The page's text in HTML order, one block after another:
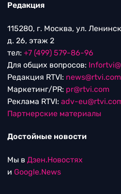
Редакция
115280, г. Москва, ул.
д. 26, этаж 2
тел: +7 (499) 579-86-96
Для общих вопросов:
Редакция RTVI: news@rtvi.com
Маркетинг/PR: pr@rtvi.com
Реклама RTVI: adv-
Партнерские материалы
Достойные новости
Мы в Дзен.Новостях
и Google.News